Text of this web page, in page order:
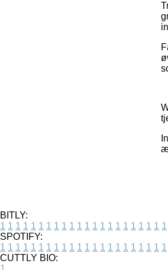
BITLY:
1 1 1 1 1 1 1 1 1 1 1 1 1 1 1 1 1 1 1 1 1 1
SPOTIFY:
1 1 1 1 1 1 1 1 1 1 1 1 1 1 1 1 1 1 1 1 1 1
CUTTLY BIO: